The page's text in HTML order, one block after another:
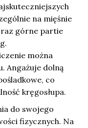
na mięśnie
górne partie
można
Angażuje dolną
co
kręgosłupa.
do swojego
fizycznych. Na